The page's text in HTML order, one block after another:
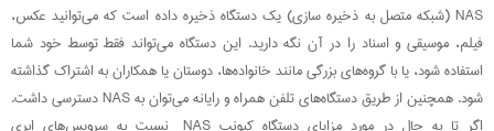
NAS (شبکه متصل به ذخیره ‌سازی) یک دستگاه ذخیره داده است که می‌توانید عکس،
فیلم، موسیقی و اسناد را در آن نگه دارید. این دستگاه می‌تواند فقط توسط خود شما
استفاده شود، یا با گروه‌های بزرگی مانند خانواده‌ها، دوستان یا همکاران به اشتراک گذاشته
شود. همچنین از طریق دستگاه‌های تلفن همراه و رایانه می‌توان به NAS دسترسی داشت.
اگر تا به حال در مورد مزایای دستگاه کیونپ NAS نسبت به سرویس‌های ابری